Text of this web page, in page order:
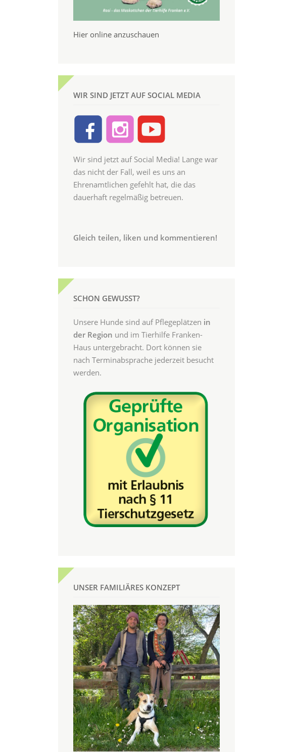
Hier online anzuschauen
WIR SIND JETZT AUF SOCIAL MEDIA
Wir sind jetzt auf Social Media! Lange war
das nicht der Fall, weil es uns an
Ehrenamtlichen gefehlt hat, die das
dauerhaft regelmäßig betreuen.
Gleich teilen, liken und kommentieren!
SCHON GEWUSST?
Unsere Hunde sind auf Pflegeplätzen in
der Region und im Tierhilfe Franken-
Haus untergebracht. Dort können sie
nach Terminabsprache jederzeit besucht
werden.
UNSER FAMILIÄRES KONZEPT